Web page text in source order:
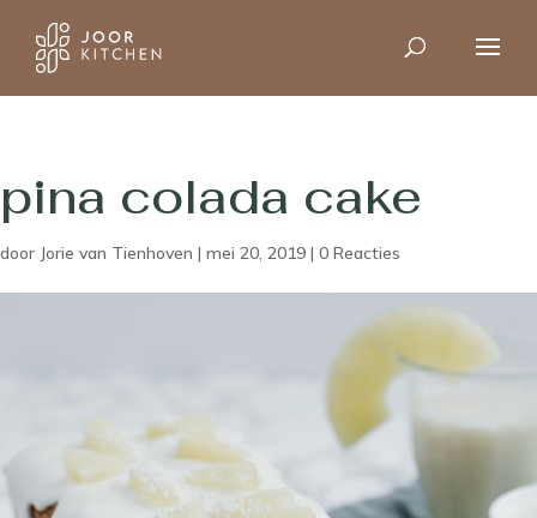
pina colada cake
door Jorie van Tienhoven | mei 20, 2019 | 0 Reacties